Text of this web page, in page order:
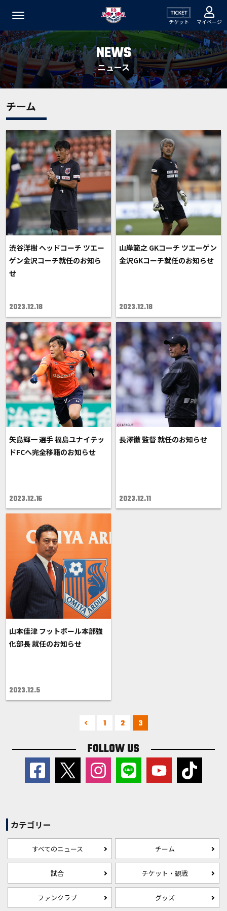
チケット マイページ
NEWS
ニュース
チーム
渋谷洋樹 ヘッドコーチ ツエー
ゲン金沢コーチ就任のお知ら
せ
2023.12.18
山岸範之 GKコーチ ツエーゲン
金沢GKコーチ就任のお知らせ
2023.12.18
矢島輝一 選手 福島ユナイテッ
ドFCへ完全移籍のお知らせ
2023.12.16
長澤徹 監督 就任のお知らせ
2023.12.11
山本佳津 フットボール本部強
化部長 就任のお知らせ
2023.12.5
1 2 3
FOLLOW US
カテゴリー
すべてのニュース チーム
試合 チケット・観戦
ファンクラブ グッズ